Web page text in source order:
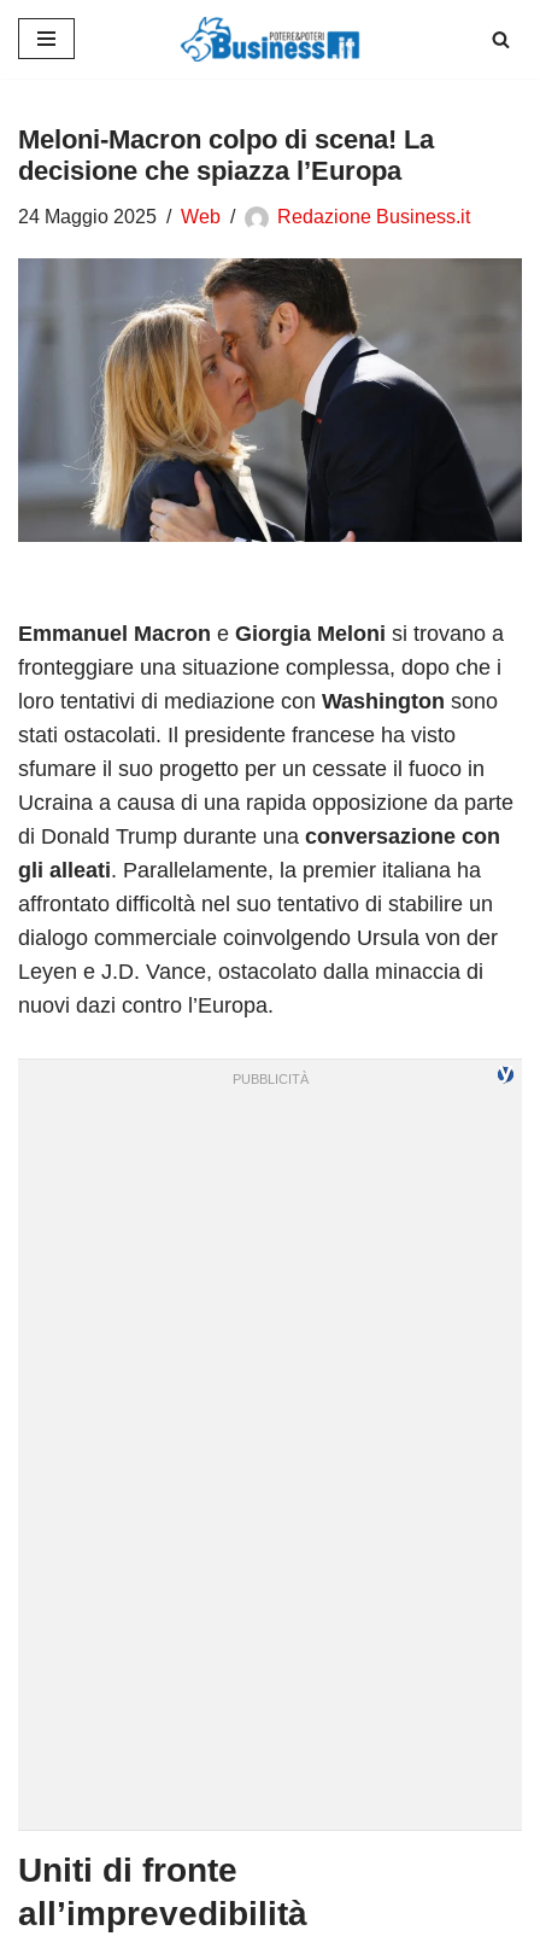
contenuto
Meloni-Macron colpo di scena! La
decisione che spiazza l’Europa
24 Maggio 2025 Web Redazione Business.it
Emmanuel Macron e Giorgia Meloni si trovano a
fronteggiare una situazione complessa, dopo che i
loro tentativi di mediazione con Washington sono
stati ostacolati. Il presidente francese ha visto
sfumare il suo progetto per un cessate il fuoco in
Ucraina a causa di una rapida opposizione da parte
di Donald Trump durante una conversazione con
gli alleati. Parallelamente, la premier italiana ha
affrontato difficoltà nel suo tentativo di stabilire un
dialogo commerciale coinvolgendo Ursula von der
Leyen e J.D. Vance, ostacolato dalla minaccia di
nuovi dazi contro l’Europa.
Uniti di fronte
all’imprevedibilità